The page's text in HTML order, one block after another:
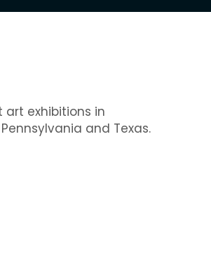
exhibitions in
and Texas.